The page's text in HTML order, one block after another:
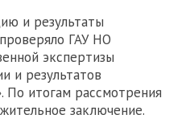
и результаты
ГАУ НО
экспертизы
и результатов
По итогам рассмотрения
заключение.